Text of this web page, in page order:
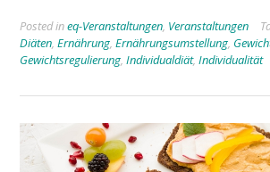
Posted ineq-Veranstaltungen, Veranstaltungen
Diäten, Ernährung, Ernährungsumstellung,
Gewichtsregulierung, Individualdiät, Individualität